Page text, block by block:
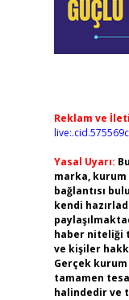
Reklam ve
Yasal Uyarı:
marka,
bağlantısı
kendi
haber niteliği
ve kişiler
Gerçek
tamamen
halindedir ve